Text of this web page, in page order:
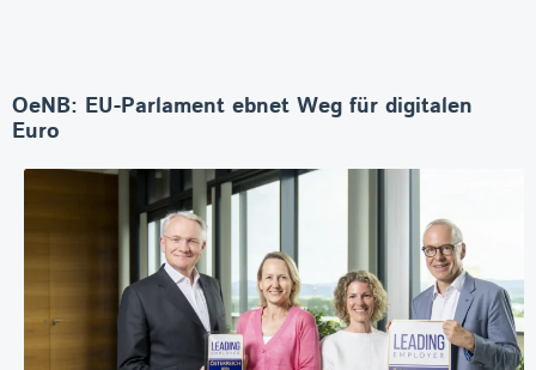
OeNB: EU-Parlament ebnet Weg für digitalen
Euro